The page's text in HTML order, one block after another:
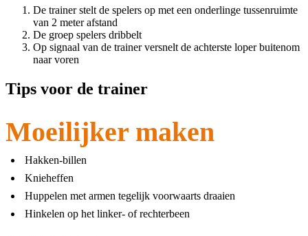
De trainer stelt de spelers op met een onderlinge tussenruimte
van 2 meter afstand
De groep spelers dribbelt
Op signaal van de trainer versnelt de achterste loper buitenom
naar voren
Tips voor de trainer
Moeilijker maken
Hakken-billen
Knieheffen
Huppelen met armen tegelijk voorwaarts draaien
Hinkelen op het linker- of rechterbeen